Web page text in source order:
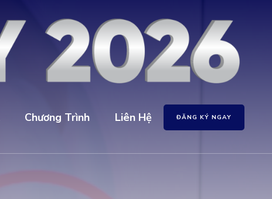
Chương Trình Liên Hệ ĐĂNG KÝ NGAY